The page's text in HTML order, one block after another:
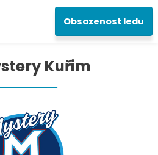
Obsazenost ledu
Kuřim